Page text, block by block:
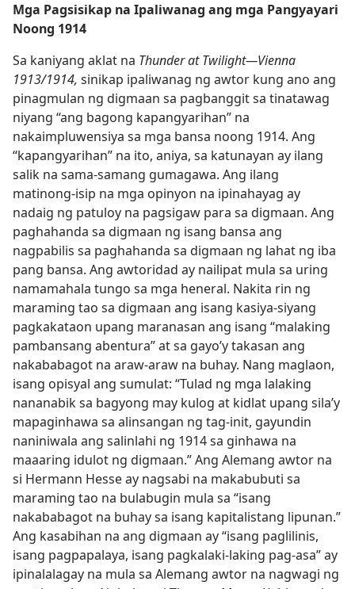
Mga Pagsisikap na Ipaliwanag ang mga Pangyayari
Noong 1914
Sa kaniyang aklat na Thunder at Twilight​—Vienna
1913/1914, sinikap ipaliwanag ng awtor kung ano ang
pinagmulan ng digmaan sa pagbanggit sa tinatawag
niyang “ang bagong kapangyarihan” na
nakaimpluwensiya sa mga bansa noong 1914. Ang
“kapangyarihan” na ito, aniya, sa katunayan ay ilang
salik na sama-samang gumagawa. Ang ilang
matinong-isip na mga opinyon na ipinahayag ay
nadaig ng patuloy na pagsigaw para sa digmaan. Ang
paghahanda sa digmaan ng isang bansa ang
nagpabilis sa paghahanda sa digmaan ng lahat ng iba
pang bansa. Ang awtoridad ay nailipat mula sa uring
namamahala tungo sa mga heneral. Nakita rin ng
maraming tao sa digmaan ang isang kasiya-siyang
pagkakataon upang maranasan ang isang “malaking
pambansang abentura” at sa gayo’y takasan ang
nakababagot na araw-araw na buhay. Nang maglaon,
isang opisyal ang sumulat: “Tulad ng mga lalaking
nananabik sa bagyong may kulog at kidlat upang sila’y
mapaginhawa sa alinsangan ng tag-init, gayundin
naniniwala ang salinlahi ng 1914 sa ginhawa na
maaaring idulot ng digmaan.” Ang Alemang awtor na
si Hermann Hesse ay nagsabi na makabubuti sa
maraming tao na bulabugin mula sa “isang
nakababagot na buhay sa isang kapitalistang lipunan.”
Ang kasabihan na ang digmaan ay “isang paglilinis,
isang pagpapalaya, isang pagkalaki-laking pag-asa” ay
ipinalalagay na mula sa Alemang awtor na nagwagi ng